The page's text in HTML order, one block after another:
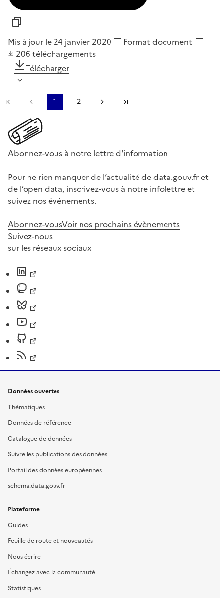
Mis à jour le 24 janvier 2020 Format document
206 téléchargements
Télécharger
Première pagePage précédente
1 2 Page suivante
Abonnez-vous à notre lettre d'information
Pour ne rien manquer de l’actualité de data.gouv.fr et
de l’open data, inscrivez-vous à notre infolettre et
suivez nos événements.
Abonnez-vousVoir nos prochains évènements
Suivez-nous
sur les réseaux sociaux
Données ouvertes
Thématiques
Données de référence
Catalogue de données
Suivre les publications des données
Portail des données européennes
schema.data.gouv.fr
Plateforme
Guides
Feuille de route et nouveautés
Nous écrire
Échangez avec la communauté
Statistiques